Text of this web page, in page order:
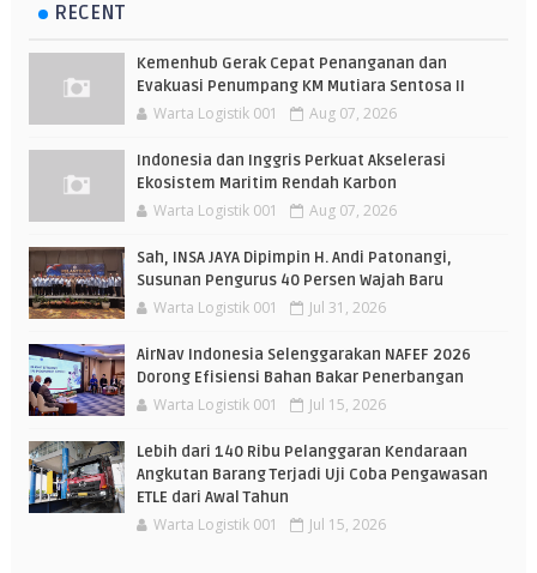
RECENT
Kemenhub Gerak Cepat Penanganan dan
Evakuasi Penumpang KM Mutiara Sentosa II
Warta Logistik 001 Aug 07, 2026
Indonesia dan Inggris Perkuat Akselerasi
Ekosistem Maritim Rendah Karbon
Warta Logistik 001 Aug 07, 2026
Sah, INSA JAYA Dipimpin H. Andi Patonangi,
Susunan Pengurus 40 Persen Wajah Baru
Warta Logistik 001 Jul 31, 2026
AirNav Indonesia Selenggarakan NAFEF 2026
Dorong Efisiensi Bahan Bakar Penerbangan
Warta Logistik 001 Jul 15, 2026
Lebih dari 140 Ribu Pelanggaran Kendaraan
Angkutan Barang Terjadi Uji Coba Pengawasan
ETLE dari Awal Tahun
Warta Logistik 001 Jul 15, 2026